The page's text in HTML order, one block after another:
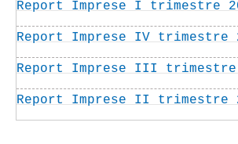
Report Imprese I trimestre
Report Imprese IV trimestre
Report Imprese III trimestre
Report Imprese II trimestre